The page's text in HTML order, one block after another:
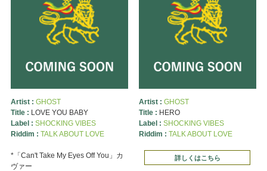
Artist : GHOST
Title : LOVE YOU BABY
Label : SHOCKING VIBES
Riddim : TALK ABOUT LOVE
*「Can't Take My Eyes Off You」カ
ヴァー
Artist : GHOST
Title : HERO
Label : SHOCKING VIBES
Riddim : TALK ABOUT LOVE
詳しくはこちら